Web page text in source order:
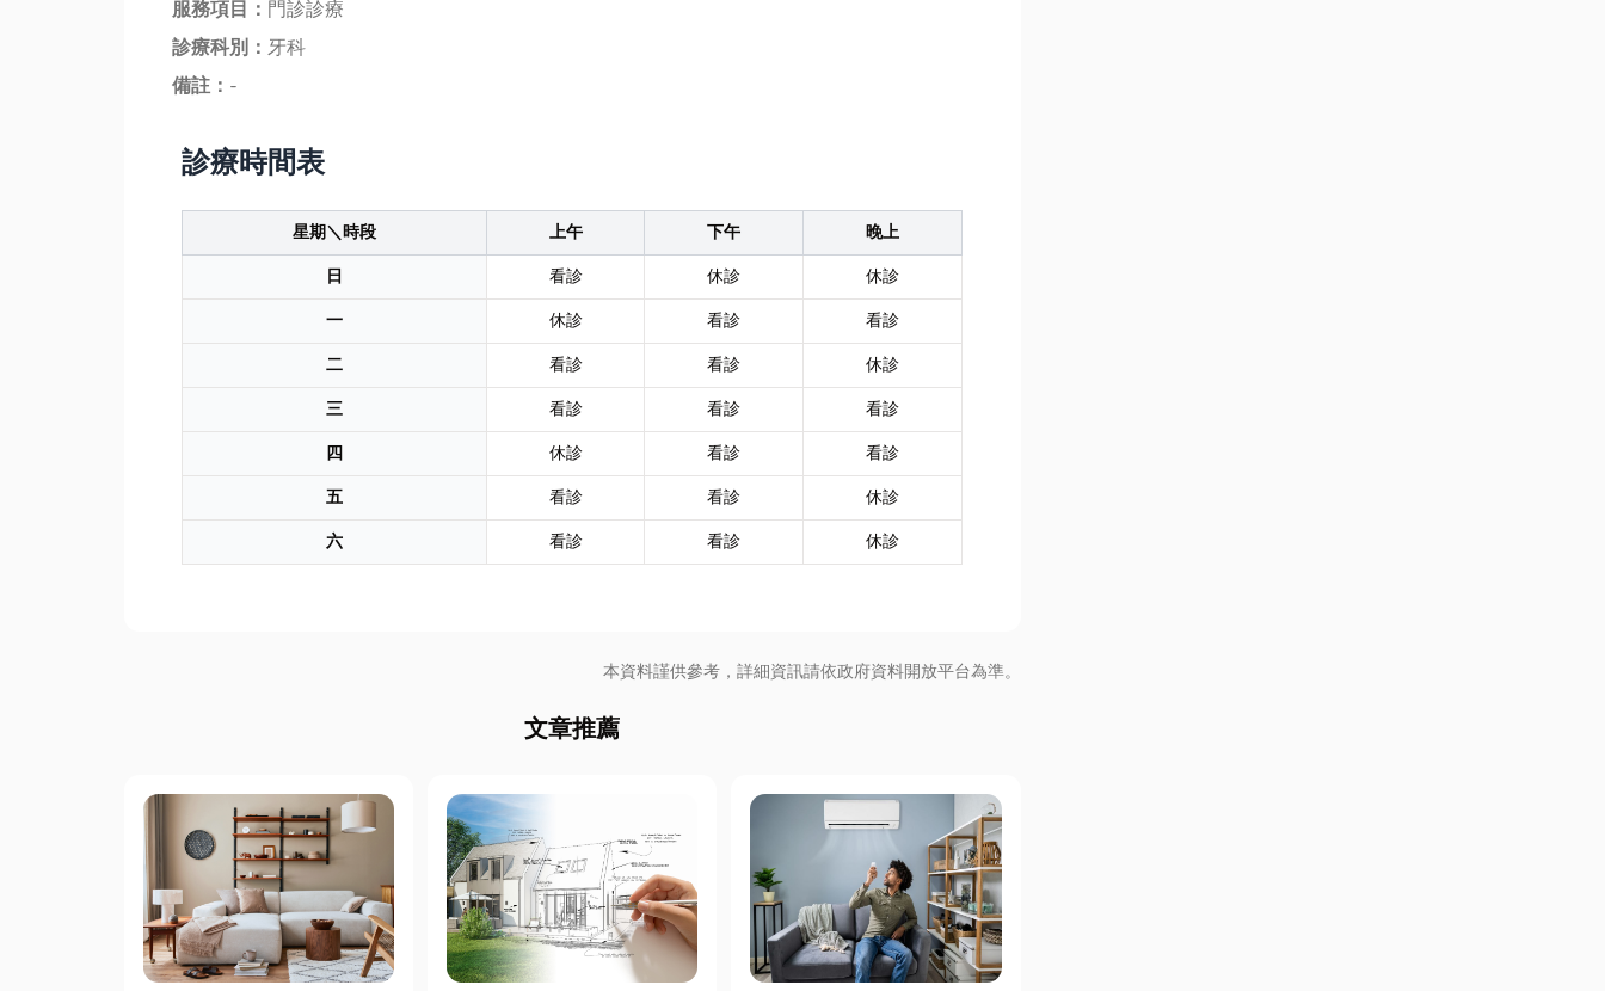
服務項目： 門診診療
診療科別： 牙科
備註： -
診療時間表
星期＼時段 上午 下午
晚上
日
看診 休診
休診
一
休診 看診
看診
二
看診 看診
休診
三
看診 看診
看診
四
休診 看診
看診
五
看診 看診
休診
六
看診 看診 休診
本資料謹供參考，詳細資訊請依政府資料開放平台為準。
文章推薦